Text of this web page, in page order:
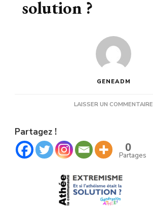
solution ?
GENEADM
LAISSER UN COMMENTAIRE
Partagez !
0
Partages